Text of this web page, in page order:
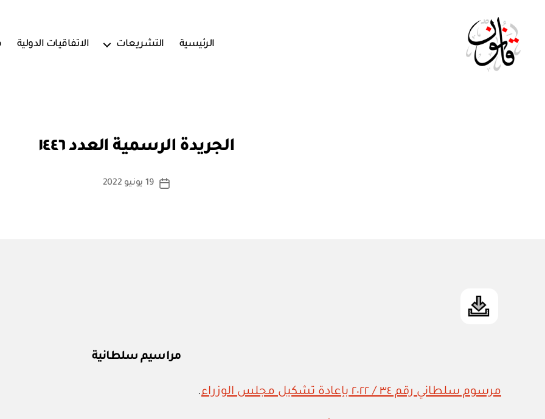
الرئيسية التشريعات الاتفاقيات الدولية
الجريدة الرسمية العدد ١٤٤٦
كاتب
س
ة
تاريخ
19 يونيو 2022
مراسيم سلطانية
مرسوم سلطاني رقم ٣٤ / ٢٠٢٢ بإعادة تشكيل مجلس الوزراء .